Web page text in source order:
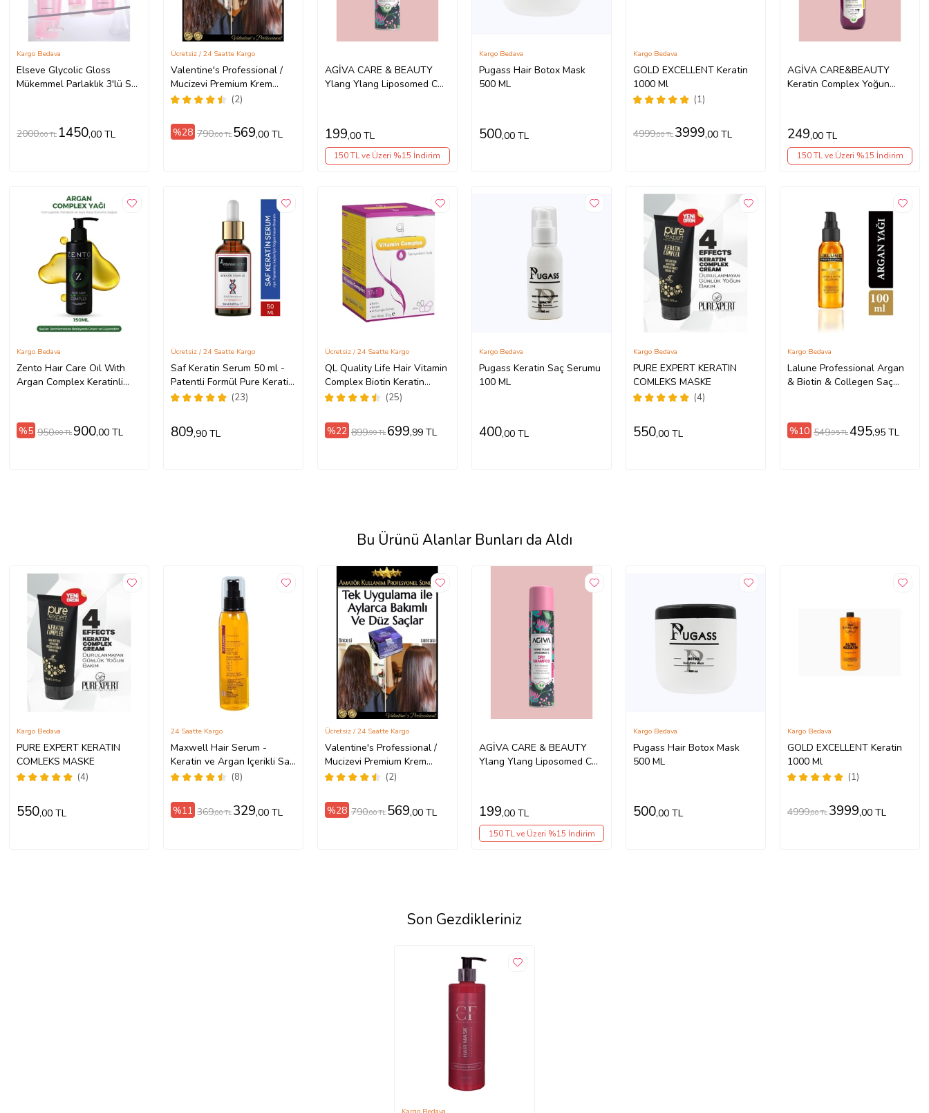
Elseve Glycolic Gloss
Mükemmel Parlaklık 3'lü Saç
Kargo Bedava
2000,00 TL 1450,00 TL
Valentine's Professional /
Mucizevi Premium Krem
Keratin Terapi / Aylarca
Saçlar / Brezilya Fönü
(2)
Ücretsiz / 24 Saatte Kargo
%28 790,00 TL 569,00 TL
AGİVA CARE & BEAUTY
Ylang Ylang Liposomed C
Şampuan 200 ml - Vegan
199,00 TL
150 TL ve Üzeri %15 İndirim
Pugass Hair Botox Mask
500 ML
Kargo Bedava
500,00 TL
GOLD EXCELLENT Keratin
1000 Ml
(1)
Kargo Bedava
4999,00 TL 3999,00 TL
AGİVA CARE&BEAUTY
Keratin Complex Yoğun
Vegan -Uv Fİlter
249,00 TL
150 TL ve Üzeri %15 İndirim
Zento Haır Care Oıl Wıth
Argan Complex Keratinli
Kargo Bedava
%5 950,00 TL 900,00 TL
Saf Keratin Serum 50 ml -
Patentli Formül Pure Keratin
Complex Serum(23)
Ücretsiz / 24 Saatte Kargo
809,90 TL
QL Quality Life Hair Vitamin
Complex Biotin Keratin
Atkuyruğu Saç Vitamini
(25)
Ücretsiz / 24 Saatte Kargo
%22 899,99 TL 699,99 TL
Pugass Keratin Saç Serumu
100 ML
Kargo Bedava
400,00 TL
PURE EXPERT KERATIN
COMLEKS MASKE
(4)
Kargo Bedava
550,00 TL
Lalune Professional Argan
& Biotin & Collegen Saç
Kargo Bedava
%10 549,95 TL495,95 TL
Bu Ürünü Alanlar Bunları da Aldı
PURE EXPERT KERATIN
COMLEKS MASKE
(4)
Kargo Bedava
550,00 TL
Maxwell Hair Serum -
Keratin ve Argan Içerikli Saç
Bakım Serumu 120ml
(8)
24 Saatte Kargo
%11 369,00 TL 329,00 TL
Valentine's Professional /
Mucizevi Premium Krem
Keratin Terapi / Aylarca
Saçlar / Brezilya Fönü
(2)
Ücretsiz / 24 Saatte Kargo
%28 790,00 TL 569,00 TL
AGİVA CARE & BEAUTY
Ylang Ylang Liposomed C
Şampuan 200 ml - Vegan
199,00 TL
150 TL ve Üzeri %15 İndirim
Pugass Hair Botox Mask
500 ML
Kargo Bedava
500,00 TL
GOLD EXCELLENT Keratin
1000 Ml
(1)
Kargo Bedava
4999,00 TL 3999,00 TL
Son Gezdikleriniz